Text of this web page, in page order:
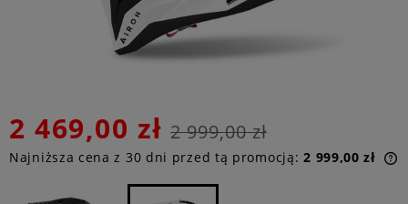
2 469,00 zł 2 999,00 zł
Najniższa cena z 30 dni przed tą promocją:2 999,00 zł